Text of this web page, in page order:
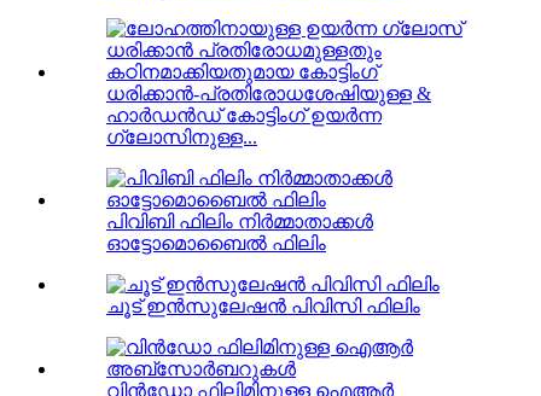
ധരിക്കാൻ-പ്രതിരോധശേഷിയുള്ള &
ഹാർഡൻഡ് കോട്ടിംഗ് ഉയർന്ന
ഗ്ലോസിനുള്ള...
പിവിബി ഫിലിം നിർമ്മാതാക്കൾ
ഓട്ടോമൊബൈൽ ഫിലിം
ചൂട് ഇൻസുലേഷൻ പിവിസി ഫിലിം
വിൻഡോ ഫിലിമിനുള്ള ഐആർ